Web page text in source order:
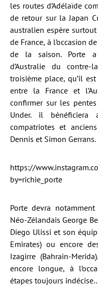
les routes d’Adélaïde
de retour sur la Japan
australien espère
de France, à l’occasion
de la saison. Porte
d’Australie du
troisième place, qu’il
entre la France et
confirmer sur les
Under. il
compatriotes et
Dennis et Simon Gerrans.
https://
by=richie_porte
Porte devra
Néo-Zélandais George
Diego Ulissi et son
Emirates) ou encore
Izagirre (Bahrain-
encore longue, à
étapes toujours